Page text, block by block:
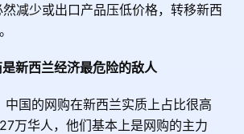
减少或出口产品压低价格，转移新西
新西兰经济最危险的敌人
中国的网购在新西兰实质上占比很高
27万华人，他们基本上是网购的主力